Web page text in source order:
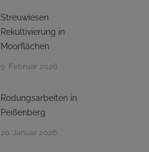
Streuwiesen
Rekultivierung in
Moorflächen
9. Februar 2026
Rodungsarbeiten in
Peißenberg
20. Januar 2026